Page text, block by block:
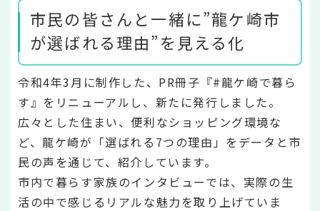
市民の皆さんと一緒に”龍ケ崎市
が選ばれる理由”を見える化
令和4年3月に制作した、PR冊子『#龍ケ崎で暮ら
す』をリニューアルし、新たに発行しました。
広々とした住まい、便利なショッピング環境な
ど、龍ケ崎が「選ばれる7つの理由」をデータと市
民の声を通じて、紹介しています。
市内で暮らす家族のインタビューでは、実際の生
活の中で感じるリアルな魅力を取り上げていま